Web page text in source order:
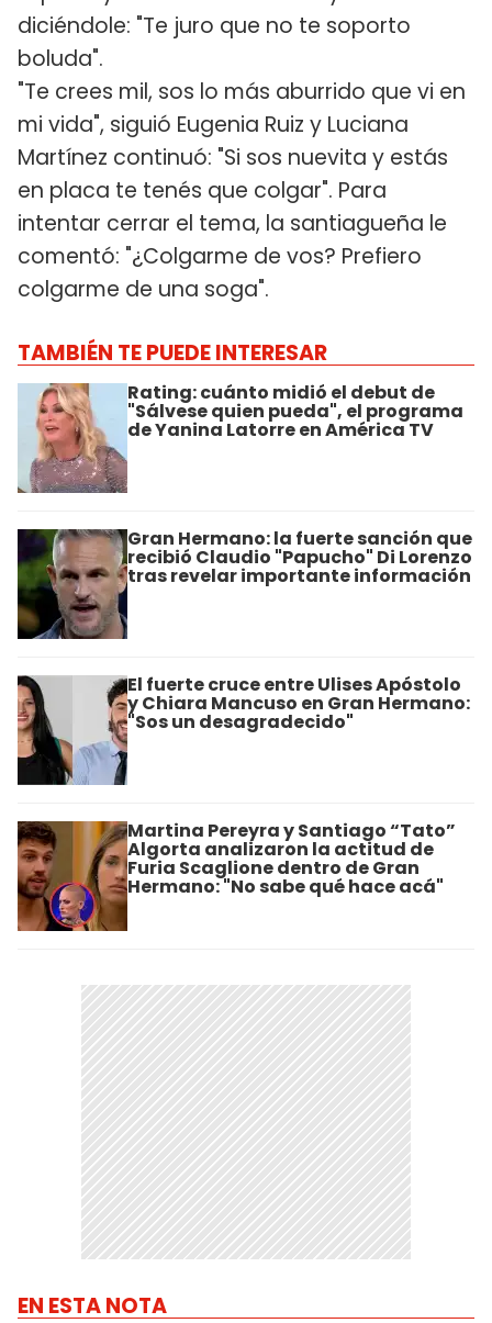
diciéndole: "Te juro que no te soporto
boluda".
"Te crees mil, sos lo más aburrido que vi en
mi vida", siguió Eugenia Ruiz y Luciana
Martínez continuó: "Si sos nuevita y estás
en placa te tenés que colgar". Para
intentar cerrar el tema, la santiagueña le
comentó: "¿Colgarme de vos? Prefiero
colgarme de una soga".
TAMBIÉN TE PUEDE INTERESAR
Rating: cuánto midió el debut de
"Sálvese quien pueda", el programa
de Yanina Latorre en América TV
Gran Hermano: la fuerte sanción que
recibió Claudio "Papucho" Di Lorenzo
tras revelar importante información
El fuerte cruce entre Ulises Apóstolo
y Chiara Mancuso en Gran Hermano:
"Sos un desagradecido"
Martina Pereyra y Santiago “Tato”
Algorta analizaron la actitud de
Furia Scaglione dentro de Gran
Hermano: "No sabe qué hace acá"
EN ESTA NOTA